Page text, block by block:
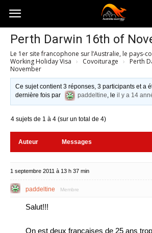
Australia-
australie.com
Perth Darwin 16th of
Le 1er site francophone sur l’Australie, le pays-
Working Holiday Visa › Covoiturage ›
Perth
November
Ce sujet contient 3 réponses, 3 participants et a
dernière fois par
paddeltine, leil y a 14
4 sujets de 1 à 4 (sur un total de 4)
Auteur Messages
1 septembre 2011 à 13 h 37 min
paddeltine Membre
Salut!!!
On est deux francaises de 25 ans